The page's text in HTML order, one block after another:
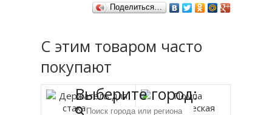
Поделиться…
С этим товаром часто
покупают
Выберите город: